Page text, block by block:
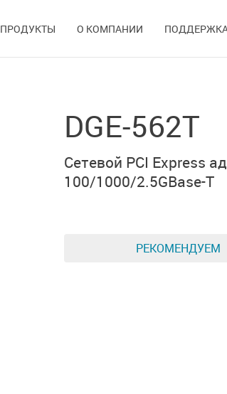
ПРОДУКТЫ О КОМПАНИИ
DGE-562T
Сетевой PCI Express
100/1000/2.5GBase-T
РЕКОМЕНДУЕМ